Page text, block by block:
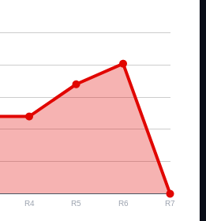
R4 R5 R6 R7